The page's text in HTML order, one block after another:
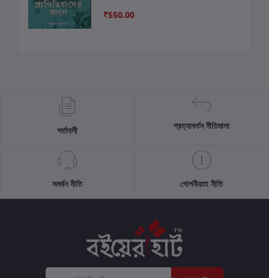
₹550.00
শর্তাবলী প্রত্যাবর্তন নীতিমালা
সমর্থন নীতি গোপনীয়তা নীতি